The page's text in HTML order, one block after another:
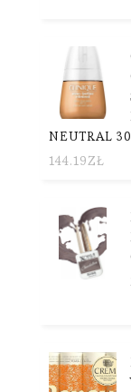
NEUTRAL
144.19ZŁ